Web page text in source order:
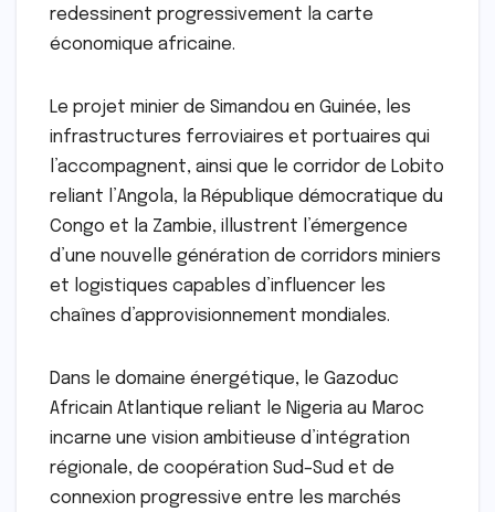
redessinent progressivement la carte
économique africaine.
Le projet minier de Simandou en Guinée, les
infrastructures ferroviaires et portuaires qui
l’accompagnent, ainsi que le corridor de Lobito
reliant l’Angola, la République démocratique du
Congo et la Zambie, illustrent l’émergence
d’une nouvelle génération de corridors miniers
et logistiques capables d’influencer les
chaînes d’approvisionnement mondiales.
Dans le domaine énergétique, le Gazoduc
Africain Atlantique reliant le Nigeria au Maroc
incarne une vision ambitieuse d’intégration
régionale, de coopération Sud–Sud et de
connexion progressive entre les marchés